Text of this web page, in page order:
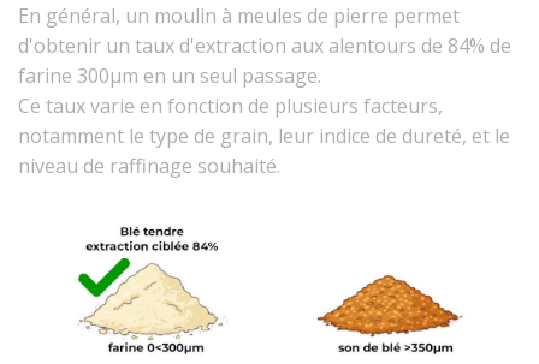
En général, un moulin à meules de pierre permet
d'obtenir un taux d'extraction aux alentours de 84% de
farine 300µm en un seul passage.
Ce taux varie en fonction de plusieurs facteurs,
notamment le type de grain, leur indice de dureté, et le
niveau de raffinage souhaité.